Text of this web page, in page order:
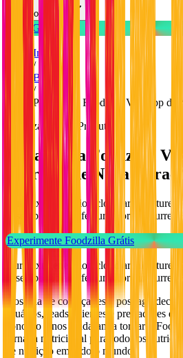
Português
Teste Gratuito
Início
/
Blog
/
Plataforma Foodzilla V2: App de
Atualizações do Produto
Plataforma Foodzilla
Nutrição de Nova
Our next-generation cloud architecture
desempenho and features for our
Experimente Foodzilla Grátis
Our next-generation cloud architecture
desempenho and features for our
Gostaria de começar este post
usuários, leads, clientes e prestadores
conosco e nos ajudaram a tornar o
jornada nutricional para todos os
de nutrição em todo o mundo.